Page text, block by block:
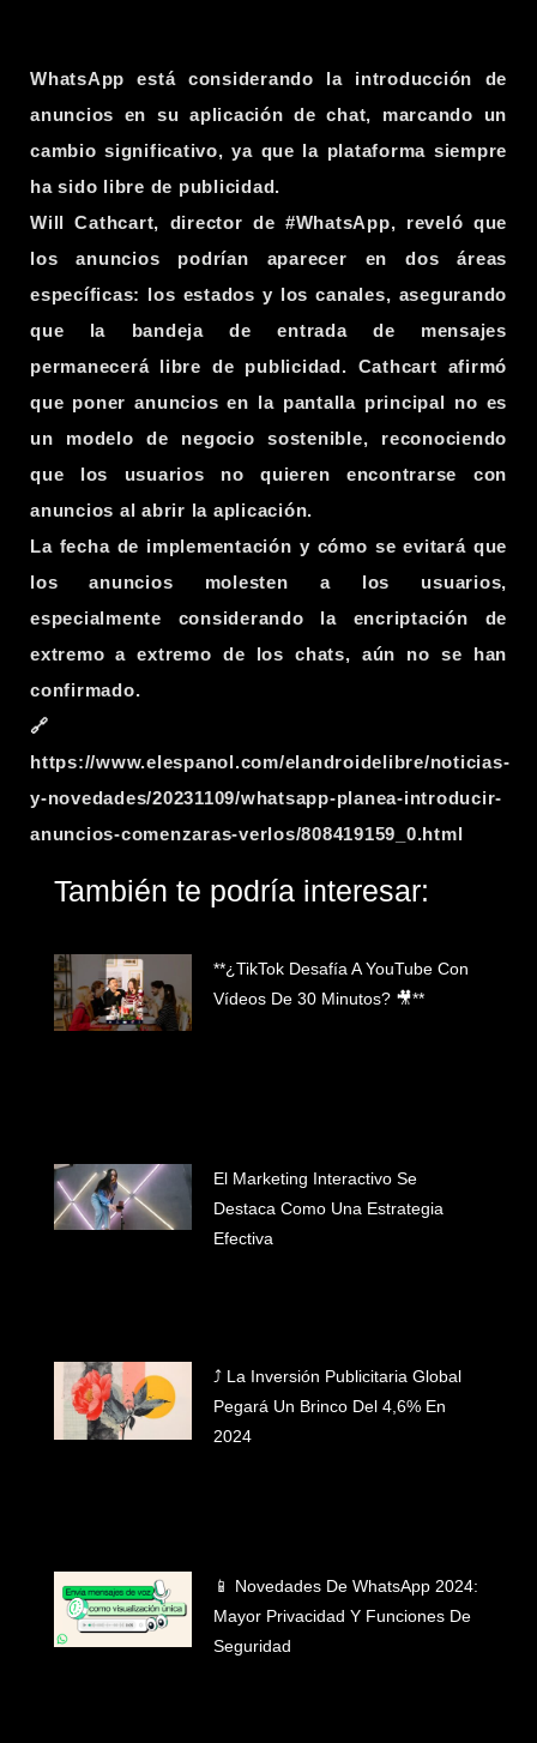
WhatsApp está considerando la introducción de
anuncios en su aplicación de chat, marcando un
cambio significativo, ya que la plataforma siempre
ha sido libre de publicidad.
Will Cathcart, director de #WhatsApp, reveló que
los anuncios podrían aparecer en dos áreas
específicas: los estados y los canales, asegurando
que la bandeja de entrada de mensajes
permanecerá libre de publicidad. Cathcart afirmó
que poner anuncios en la pantalla principal no es
un modelo de negocio sostenible, reconociendo
que los usuarios no quieren encontrarse con
anuncios al abrir la aplicación.
La fecha de implementación y cómo se evitará que
los anuncios molesten a los usuarios,
especialmente considerando la encriptación de
extremo a extremo de los chats, aún no se han
confirmado.
🔗
https://www.elespanol.com/elandroidelibre/noticias-
y-novedades/20231109/whatsapp-planea-introducir-
anuncios-comenzaras-verlos/808419159_0.html
También te podría interesar:
**¿TikTok Desafía A YouTube Con
Vídeos De 30 Minutos? 🎥**
El Marketing Interactivo Se
Destaca Como Una Estrategia
Efectiva
⤴️ La Inversión Publicitaria Global
Pegará Un Brinco Del 4,6% En
2024
📱 Novedades De WhatsApp 2024:
Mayor Privacidad Y Funciones De
Seguridad